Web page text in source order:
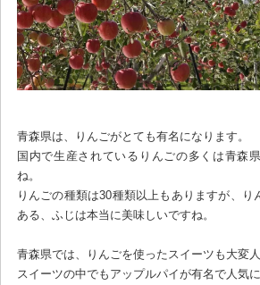
青森県は、りんごがとても有名になります。
国内で生産されているりんごの多くは青森
ね。
りんごの種類は30種類以上もありますが、り
ある、ふじは本当に美味しいですね。
青森県では、りんごを使ったスイーツも大変人
スイーツの中でもアップルパイが有名で人気に